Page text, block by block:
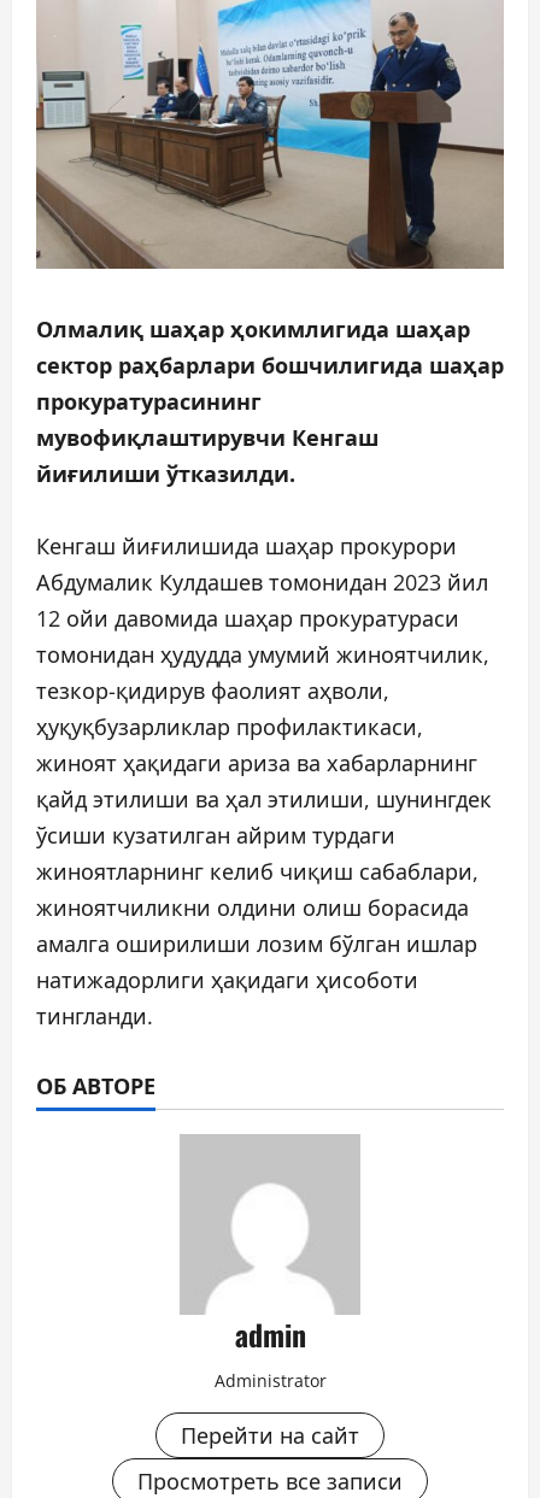
Олмалиқ шаҳар ҳокимлигида шаҳар
сектор раҳбарлари бошчилигида шаҳар
прокуратурасининг
мувофиқлаштирувчи Кенгаш
йиғилиши ўтказилди.
Кенгаш йиғилишида шаҳар прокурори
Абдумалик Кулдашев томонидан 2023 йил
12 ойи давомида шаҳар прокуратураси
томонидан ҳудудда умумий жиноятчилик,
тезкор-қидирув фаолият аҳволи,
ҳуқуқбузарликлар профилактикаси,
жиноят ҳақидаги ариза ва хабарларнинг
қайд этилиши ва ҳал этилиши, шунингдек
ўсиши кузатилган айрим турдаги
жиноятларнинг келиб чиқиш сабаблари,
жиноятчиликни олдини олиш борасида
амалга оширилиши лозим бўлган ишлар
натижадорлиги ҳақидаги ҳисоботи
тингланди.
ОБ АВТОРЕ
admin
Administrator
Перейти на сайт
Просмотреть все записи